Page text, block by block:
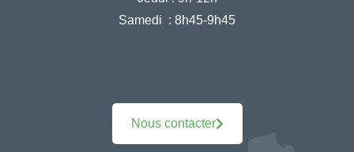
Samedi : 8h45-9h45
Nous contacter